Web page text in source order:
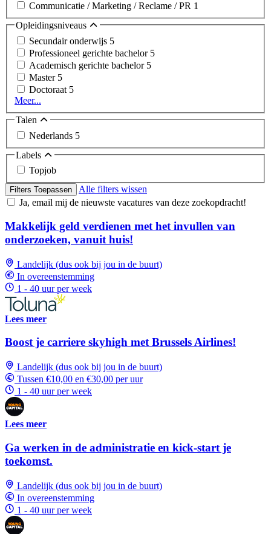
Communicatie / Marketing / Reclame / PR 1
Opleidingsniveaus
Secundair onderwijs 5
Professioneel gerichte bachelor 5
Academisch gerichte bachelor 5
Master 5
Doctoraat 5
Meer...
Talen
Nederlands 5
Labels
Topjob
Filters Toepassen
Alle filters wissen
Ja, email mij de nieuwste vacatures van deze zoekopdracht!
Makkelijk geld verdienen met het invullen van
onderzoeken, vanuit huis!
Landelijk (dus ook bij jou in de buurt)
In overeenstemming
1 - 40 uur per week
Lees meer
Boost je carriere skyhigh met Brussels Airlines!
Landelijk (dus ook bij jou in de buurt)
Tussen €10,00 en €30,00 per uur
1 - 40 uur per week
Lees meer
Ga werken in de administratie en kick-start je
toekomst.
Landelijk (dus ook bij jou in de buurt)
In overeenstemming
1 - 40 uur per week